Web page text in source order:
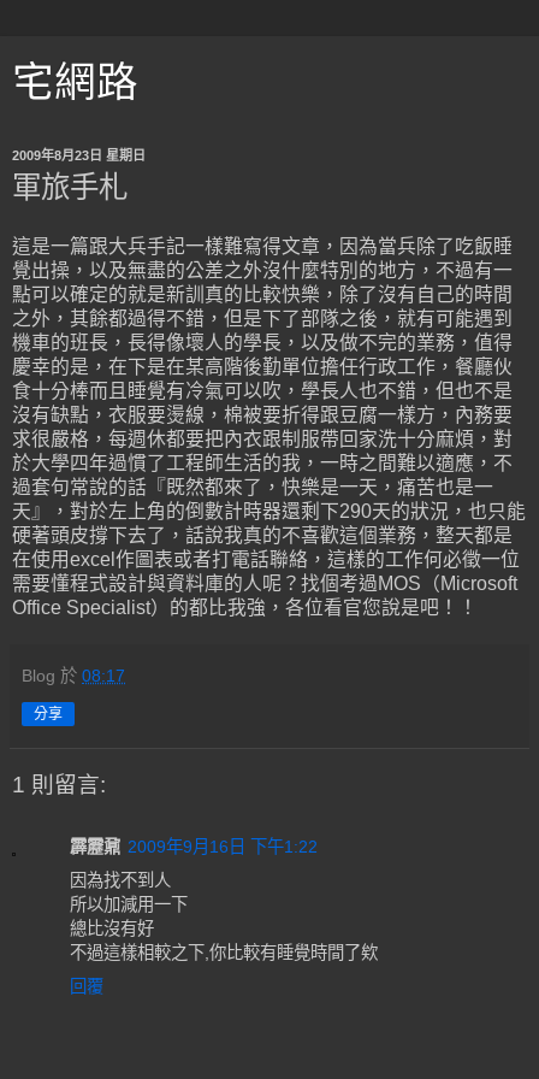
宅網路
2009年8月23日 星期日
軍旅手札
這是一篇跟大兵手記一樣難寫得文章，因為當兵除了吃飯睡
覺出操，以及無盡的公差之外沒什麼特別的地方，不過有一
點可以確定的就是新訓真的比較快樂，除了沒有自己的時間
之外，其餘都過得不錯，但是下了部隊之後，就有可能遇到
機車的班長，長得像壞人的學長，以及做不完的業務，值得
慶幸的是，在下是在某高階後勤單位擔任行政工作，餐廳伙
食十分棒而且睡覺有冷氣可以吹，學長人也不錯，但也不是
沒有缺點，衣服要燙線，棉被要折得跟豆腐一樣方，內務要
求很嚴格，每週休都要把內衣跟制服帶回家洗十分麻煩，對
於大學四年過慣了工程師生活的我，一時之間難以適應，不
過套句常說的話『既然都來了，快樂是一天，痛苦也是一
天』，對於左上角的倒數計時器還剩下290天的狀況，也只能
硬著頭皮撐下去了，話說我真的不喜歡這個業務，整天都是
在使用excel作圖表或者打電話聯絡，這樣的工作何必徵一位
需要懂程式設計與資料庫的人呢？找個考過MOS（Microsoft
Office Specialist）的都比我強，各位看官您說是吧！！
Blog 於 08:17
分享
1 則留言:
霹靂鼐 2009年9月16日 下午1:22
因為找不到人
所以加減用一下
總比沒有好
不過這樣相較之下,你比較有睡覺時間了欸
回覆